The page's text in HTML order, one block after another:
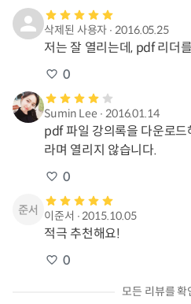
삭제된 사용자 ∙2016.05.25
저는 잘 열리는데, pdf 리더
0
Sumin Lee ∙ 2016.01.14
pdf 파일 강의록을 다운로드
라며 열리지 않습니다.
0
이준서 ∙2015.10.05
적극 추천해요!
0
모든 리뷰를 확